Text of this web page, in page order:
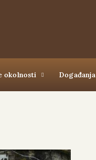
okolnosti Događanja